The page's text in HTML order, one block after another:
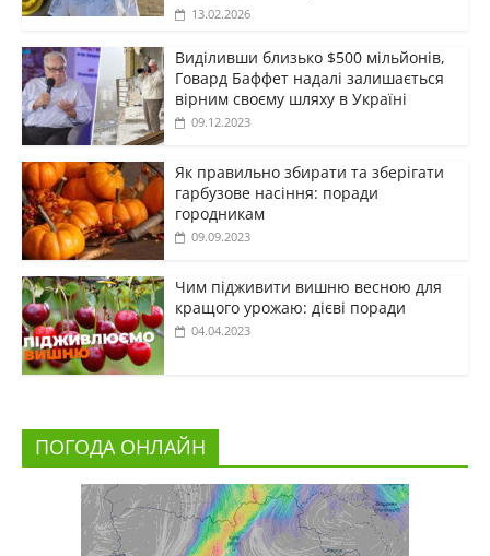
13.02.2026
Виділивши близько $500 мільйонів,
Говард Баффет надалі залишається
вірним своєму шляху в Україні
09.12.2023
Як правильно збирати та зберігати
гарбузове насіння: поради
городникам
09.09.2023
Чим підживити вишню весною для
кращого урожаю: дієві поради
04.04.2023
ПОГОДА ОНЛАЙН